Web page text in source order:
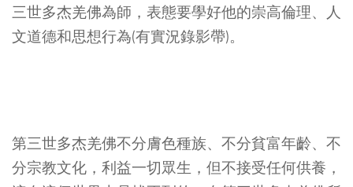
三世多杰羌佛為師，表態要學好他的崇高倫理、人
文道德和思想行為(有實況錄影帶)。
第三世多杰羌佛不分膚色種族、不分貧富年齡、不
分宗教文化，利益一切眾生，但不接受任何供養，